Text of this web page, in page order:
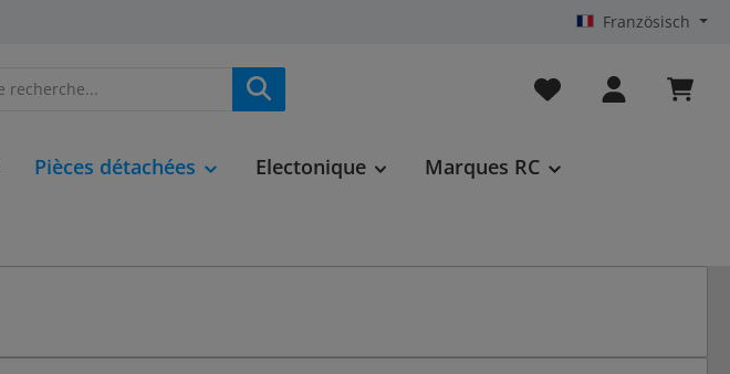
Französisch
Vous avez 0 articles
Pièces détachées Electonique Marques RC